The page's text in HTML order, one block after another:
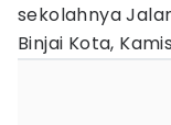
sekolahnya
Binjai Kota,